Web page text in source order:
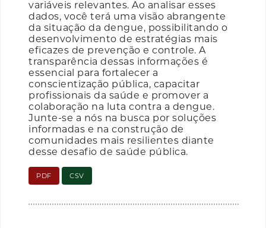
variáveis relevantes. Ao analisar esses
dados, você terá uma visão abrangente
da situação da dengue, possibilitando o
desenvolvimento de estratégias mais
eficazes de prevenção e controle. A
transparência dessas informações é
essencial para fortalecer a
conscientização pública, capacitar
profissionais da saúde e promover a
colaboração na luta contra a dengue.
Junte-se a nós na busca por soluções
informadas e na construção de
comunidades mais resilientes diante
desse desafio de saúde pública.
PDF CSV